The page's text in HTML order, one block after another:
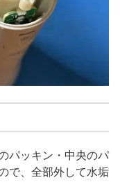
パッキン・中央のパ
で、全部外して水垢